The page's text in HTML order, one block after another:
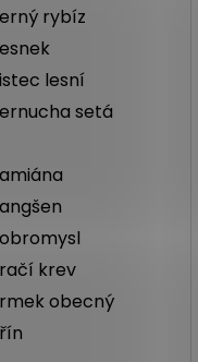
rybíz
lesní
setá
krev
obecný